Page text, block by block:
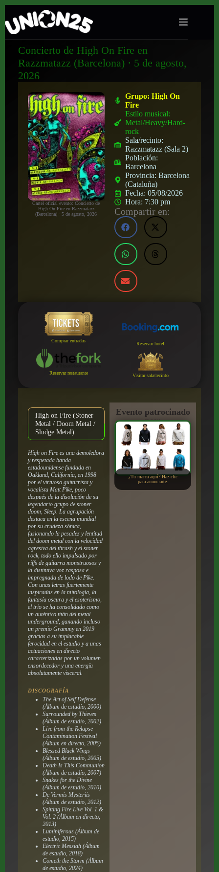
Concierto de High On Fire en
Razzmatazz (Barcelona) · 5 de agosto,
2026
Cartel oficial evento: Concierto de
High On Fire en Razzmatazz
(Barcelona) · 5 de agosto, 2026
Grupo:High On
Fire
Estilo musical:
Metal/Heavy/Hard-
rock
Sala/recinto:
Razzmatazz (Sala 2)
Población:
Barcelona
Provincia:Barcelona
(Cataluña)
Fecha:05/08/2026
Hora: 7:30 pm
Compartir en:
Comprar entradas
Reservar hotel
Reservar restaurante Visitar sala/recinto
High on Fire (Stoner
Metal / Doom Metal /
Sludge Metal)
High on Fire es una demoledora
y respetada banda
estadounidense fundada en
Oakland, California, en 1998
por el virtuoso guitarrista y
vocalista Matt Pike, poco
después de la disolución de su
legendario grupo de stoner
doom, Sleep. La agrupación
destaca en la escena mundial
por su crudeza sónica,
fusionando la pesadez y lentitud
del doom metal con la velocidad
agresiva del thrash y el stoner
rock, todo ello impulsado por
riffs de guitarra monstruosos y
la distintiva voz rasposa e
impregnada de lodo de Pike.
Con unas letras fuertemente
inspiradas en la mitología, la
fantasía oscura y el esoterismo,
el trío se ha consolidado como
un auténtico titán del metal
underground, ganando incluso
un premio Grammy en 2019
gracias a su implacable
ferocidad en el estudio y a unas
actuaciones en directo
caracterizadas por un volumen
ensordecedor y una energía
absolutamente visceral.
DISCOGRAFÍA
The Art of Self Defense
(Álbum de estudio, 2000)
Surrounded by Thieves
(Álbum de estudio, 2002)
Live from the Relapse
Contamination Festival
(Álbum en directo, 2005)
Blessed Black Wings
(Álbum de estudio, 2005)
Death Is This Communion
(Álbum de estudio, 2007)
Snakes for the Divine
(Álbum de estudio, 2010)
De Vermis Mysteriis
(Álbum de estudio, 2012)
Spitting Fire Live Vol. 1 &
Vol. 2(Álbum en directo,
2013)
Luminiferous(Álbum de
estudio, 2015)
Electric Messiah(Álbum
de estudio, 2018)
Cometh the Storm (Álbum
de estudio, 2024)
Evento patrocinado
por:
¿Tu marca aquí? Haz clic
para anunciarte.